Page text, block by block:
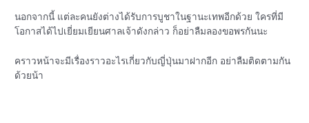
นอกจากนี้ แต่ละคนยังต่างได้รับการบูชาในฐานะเทพอีกด้วย ใครที่มี
โอกาสได้ไปเยี่ยมเยียนศาลเจ้าดังกล่าว ก็อย่าลืมลองขอพรกันนะ
คราวหน้าจะมีเรื่องราวอะไรเกี่ยวกับญี่ปุ่นมาฝากอีก อย่าลืมติดตามกัน
ด้วยน้า